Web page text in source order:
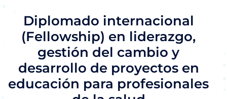
Diplomado internacional
(Fellowship) en liderazgo,
gestión del cambio y
desarrollo de proyectos en
educación para profesionales